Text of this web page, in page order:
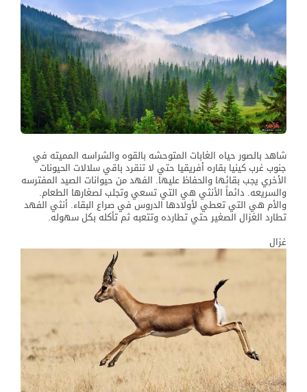
شاهد بالصور حياه الغابات المتوحشه بالقوه والشراسه المميته في
جنوب غرب كينيا بقاره أفريقيا حتي لا تنقرد باقي سلالات الحيونات
الأخري يجب بقائها والحفاظ عليها. الفهد من حيوانات الصيد المفترسه
والسريعه. دائماً الأنثي هي التي تسعي وتجلب لصغارها الطعام.
والأم هي التي تعطي لأولادها الدروس في صراع البقاء. أنثي الفهد
تطارد الغزال الصغير حتي تطارده وتتعبه ثم تأكله بكل سهوله.
غزال